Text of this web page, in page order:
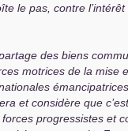
le pas, contre l’intérêt
des biens
motrices de la mise
et considère que
forces progressistes et